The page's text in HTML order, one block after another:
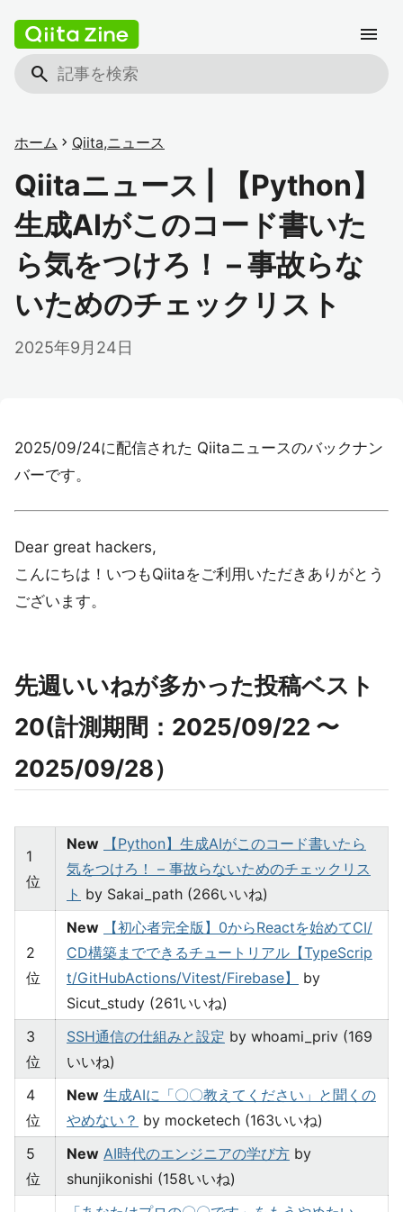
search
menu
ホーム chevron_right Qiita,ニュース
Qiitaニュース | 【Python】
生成AIがこのコード書いた
ら気をつけろ！ – 事故らな
いためのチェックリスト
2025年9月24日
2025/09/24に配信された Qiitaニュースのバックナン
バーです。
Dear great hackers,
こんにちは！いつもQiitaをご利用いただきありがとう
ございます。
先週いいねが多かった投稿ベスト
20(計測期間：2025/09/22 〜
2025/09/28）
1
位
New
【Python】生成AIがこのコード書いたら
気をつけろ！ – 事故らないためのチェックリス
ト by Sakai_path (266いいね)
2
位
New
【初心者完全版】0からReactを始めてCI/
CD構築までできるチュートリアル【TypeScrip
t/GitHubActions/Vitest/Firebase】
by
Sicut_study (261いいね)
3
位
SSH通信の仕組みと設定 by whoami_priv (169
いいね)
4
位
New 生成AIに「〇〇教えてください」と聞くの
やめない？ by mocketech (163いいね)
5
位
New AI時代のエンジニアの学び方 by
shunjikonishi (158いいね)